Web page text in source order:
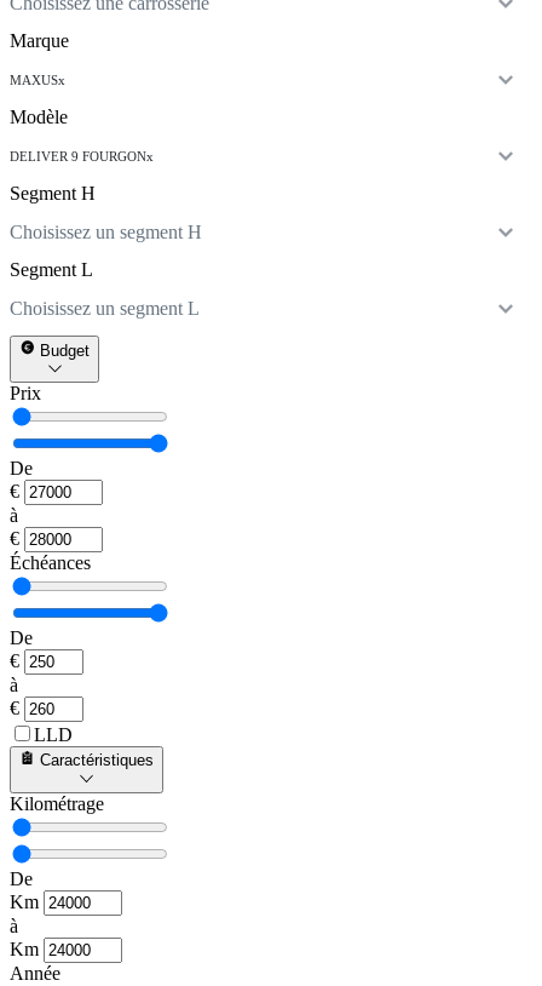
Marque
MAXUSx
Modèle
DELIVER 9 FOURGONx
Segment H
Choisissez un segment H
Segment L
Choisissez un segment L
Budget
Prix
De
€
à
€
Échéances
De
€
à
€
LLD
Caractéristiques
Kilométrage
De
Km
à
Km
Année